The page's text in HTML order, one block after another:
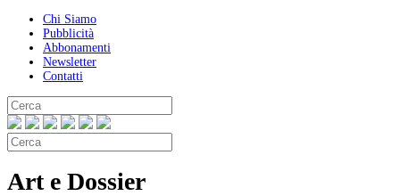
Chi Siamo
Pubblicità
Abbonamenti
Newsletter
Contatti
Art e Dossier